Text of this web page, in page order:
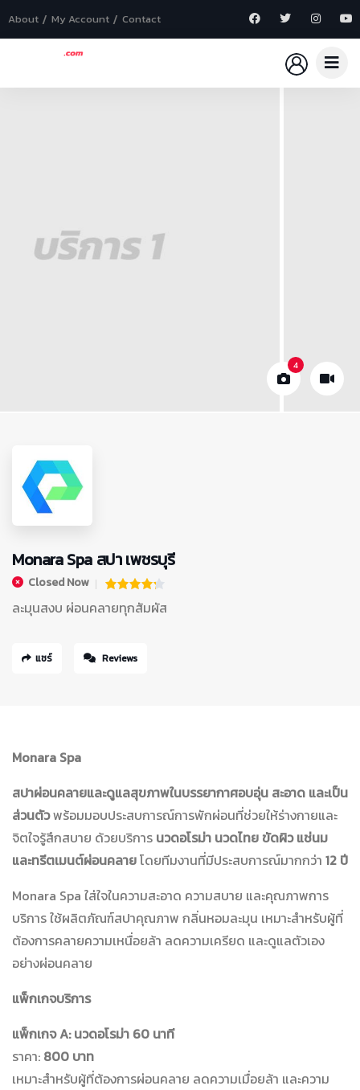
About My Account Contact
4
Monara Spa สปา เพชรบุรี
Closed Now
ละมุนสงบ ผ่อนคลายทุกสัมผัส
แชร์ Reviews
Monara Spa
สปาผ่อนคลายและดูแลสุขภาพในบรรยากาศอบอุ่น สะอาด และเป็น
ส่วนตัวพร้อมมอบประสบการณ์การพักผ่อนที่ช่วยให้ร่างกายและ
จิตใจรู้สึกสบาย ด้วยบริการ นวดอโรม่า นวดไทย ขัดผิว แช่นม
และทรีตเมนต์ผ่อนคลายโดยทีมงานที่มีประสบการณ์มากกว่า 12 ปี
Monara Spa ใส่ใจในความสะอาด ความสบาย และคุณภาพการ
บริการ ใช้ผลิตภัณฑ์สปาคุณภาพ กลิ่นหอมละมุน เหมาะสำหรับผู้ที่
ต้องการคลายความเหนื่อยล้า ลดความเครียด และดูแลตัวเอง
อย่างผ่อนคลาย
แพ็กเกจบริการ
แพ็กเกจ A: นวดอโรม่า 60 นาที
ราคา: 800 บาท
เหมาะสำหรับผู้ที่ต้องการผ่อนคลาย ลดความเมื่อยล้า และความ